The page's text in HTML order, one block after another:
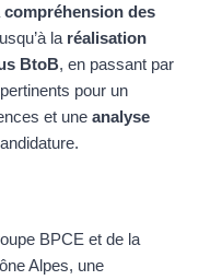
compréhension des
la réalisation
BtoB, en passant par
pertinents pour un
et une analyse
BPCE et de la
Alpes, une